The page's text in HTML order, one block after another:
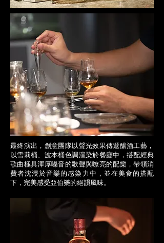
最終演出，創意團隊以聲光效果傳遞釀酒工藝，
以雪莉桶、波本桶色調渲染於餐廳中，搭配經典
歌曲極具渾厚嗓音的歌聲與嘹亮的配樂，帶領消
費者沈浸於音樂的感染力中，並在美食的搭配
下，完美感受亞伯樂的絕韻風味。